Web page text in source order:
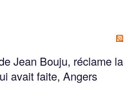
Jean Bouju, réclame la
avait faite, Angers